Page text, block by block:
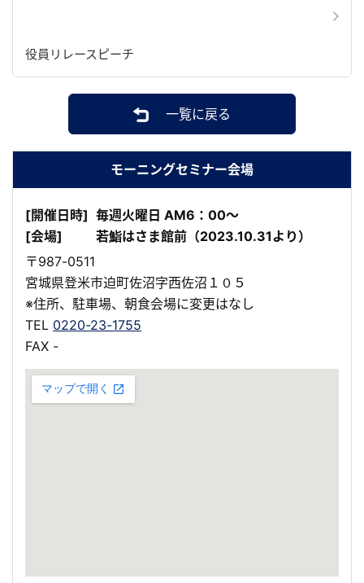
役員リレースピーチ
一覧に戻る
モーニングセミナー会場
[開催日時] 毎週火曜日 AM6：00～
[会場]
若鮨はさま館前（2023.10.31より）
〒987-0511
宮城県登米市迫町佐沼字西佐沼１０５
※住所、駐車場、朝食会場に変更はなし
TEL 0220-23-1755
FAX -